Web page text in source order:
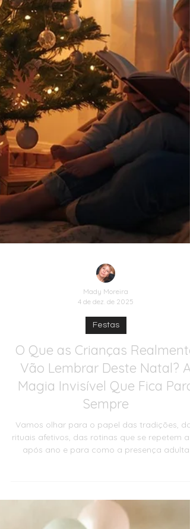
4 de dez. de 2025
Festas
O Que as Crianças Realmente
Vão Lembrar Deste Natal? A
Magia Invisível Que Fica Para
Sempre
após ano e para como a presença adulta
molda a experiência natalícia. Falamos de
festas em família, da magia nos gestos